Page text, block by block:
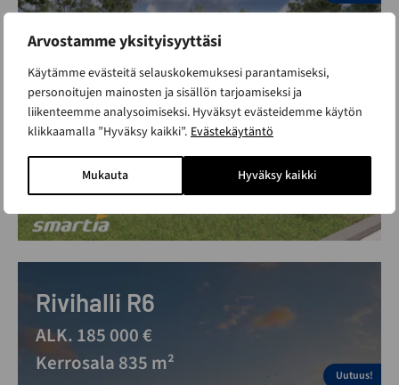
Arvostamme yksityisyyttäsi
Käytämme evästeitä selauskokemuksesi parantamiseksi,
personoitujen mainosten ja sisällön tarjoamiseksi ja
liikenteemme analysoimiseksi. Hyväksyt evästeidemme käytön
klikkaamalla ”Hyväksy kaikki”. Evästekäytäntö
Mukauta Hyväksy kaikki
Rivihalli R6
ALK. 185 000 €
Kerrosala 835 m²
Uutuus!